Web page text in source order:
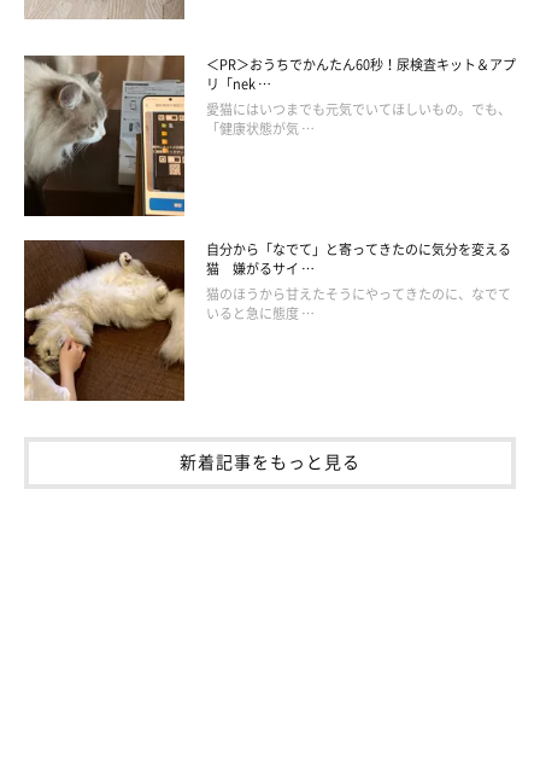
＜PR＞おうちでかんたん60秒！尿検査キット＆アプ
リ「nek …
愛猫にはいつまでも元気でいてほしいもの。でも、
「健康状態が気 …
自分から「なでて」と寄ってきたのに気分を変える
猫 嫌がるサイ …
猫のほうから甘えたそうにやってきたのに、なでて
いると急に態度 …
新着記事をもっと見る